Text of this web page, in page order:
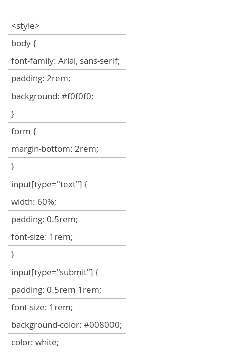
<style>
body {
font-family: Arial, sans-serif;
padding: 2rem;
background: #f0f0f0;
}
form {
margin-bottom: 2rem;
}
input[type="text"] {
width: 60%;
padding: 0.5rem;
font-size: 1rem;
}
input[type="submit"] {
padding: 0.5rem 1rem;
font-size: 1rem;
background-color: #008000;
color: white;